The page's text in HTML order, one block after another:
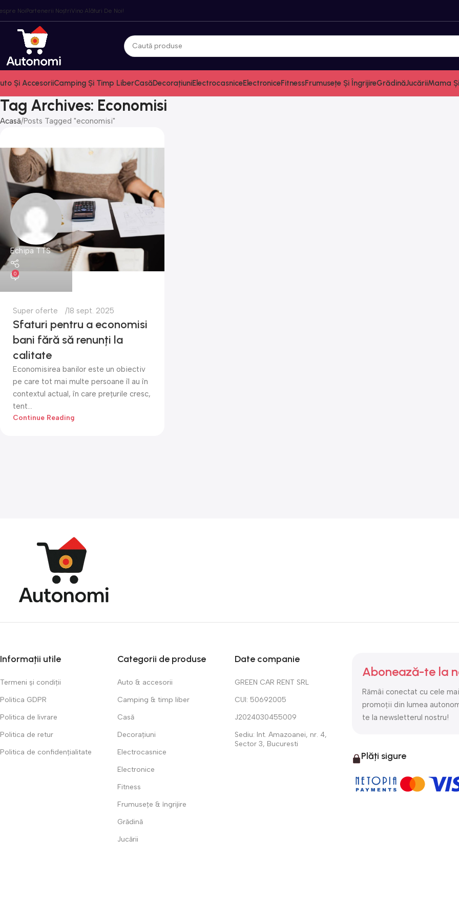
NoiPartenerii NoștriVino Alături De Noi!
Și AccesoriiCamping Și Timp LiberCasăDecorațiuniElectrocasniceElectroniceFitnessFrumusețe Și ÎngrijireGrădinăJucăriiMama
Tag Archives: Economisi
Acasă Posts Tagged "economisi"
Echipa TTS
0
Super oferte 18 sept. 2025
Sfaturi pentru a economisi
bani fără să renunți la
calitate
Economisirea banilor este un obiectiv
pe care tot mai multe persoane îl au în
contextul actual, în care prețurile cresc,
tent...
Continue Reading
Informații utile
Termeni și condiții
Politica GDPR
Politica de livrare
Politica de retur
Politica de confidențialitate
Categorii de produse
Auto & accesorii
Camping & timp liber
Casă
Decorațiuni
Electrocasnice
Electronice
Fitness
Frumusețe & îngrijire
Grădină
Jucării
Date companie
GREEN CAR RENT SRL
CUI: 50692005
J2024030455009
Sediu: Int. Amazoanei, nr. 4,
Sector 3, Bucuresti
Abonează-te la
Rămâi conectat cu cele
promoții din lumea
te la newsletterul nostru!
Plăți sigure